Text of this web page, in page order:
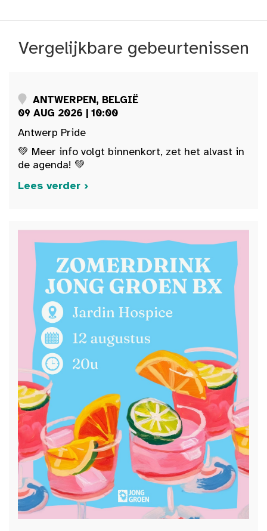
Vergelijkbare gebeurtenissen
ANTWERPEN, BELGIË
09 AUG 2026 | 10:00
Antwerp Pride
💚 Meer info volgt binnenkort, zet het alvast in
de agenda! 💚
Lees verder ›